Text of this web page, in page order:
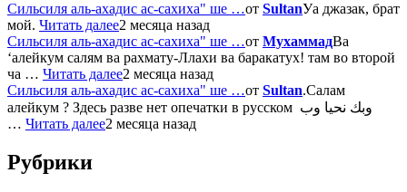
Сильсиля аль-ахадис ас-сахиха" ше …от SultanУа джазак, брат
мой. Читать далее2 месяца назад
Сильсиля аль-ахадис ас-сахиха" ше …от МухаммадВа
‘алейкум салям ва рахмату-Ллахи ва баракатух! там во второй
ча … Читать далее2 месяца назад
Сильсиля аль-ахадис ас-сахиха" ше …от Sultan.Салам
алейкум ? Здесь разве нет опечатки в русском وبك نحيا وب
… Читать далее2 месяца назад
Рубрики